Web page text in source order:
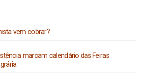
vem cobrar?
marcam calendário das Feiras